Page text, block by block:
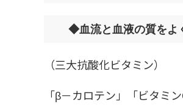
◆血流と血液の質をよ
（三大抗酸化ビタミン）
「β－カロテン」「ビタミ